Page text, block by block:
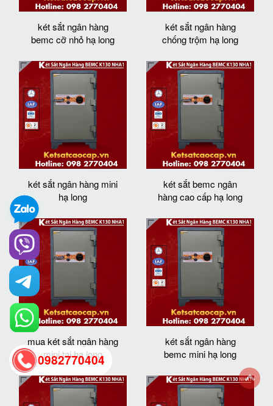
két sắt ngân hàng
bemc cỡ nhỏ hạ long
két sắt ngân hàng
chống trộm hạ long
két sắt ngân hàng mini
hạ long
két sắt bemc ngân
hàng cao cấp hạ long
mua két sắt ngân hàng
mini tại hạ long
két sắt ngân hàng
bemc mini hạ long
0982770404